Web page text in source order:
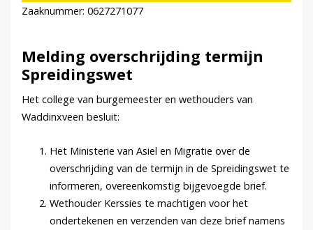
Zaaknummer: 0627271077
Melding overschrijding termijn
Spreidingswet
Het college van burgemeester en wethouders van
Waddinxveen besluit:
Het Ministerie van Asiel en Migratie over de
overschrijding van de termijn in de Spreidingswet te
informeren, overeenkomstig bijgevoegde brief.
Wethouder Kerssies te machtigen voor het
ondertekenen en verzenden van deze brief namens